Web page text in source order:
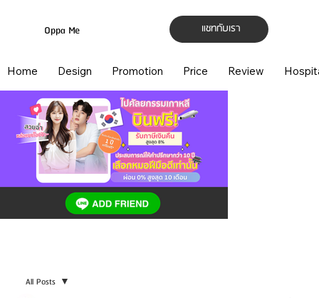
แชทกับเรา
Oppa Me
Home Design Promotion Price Review
All Posts